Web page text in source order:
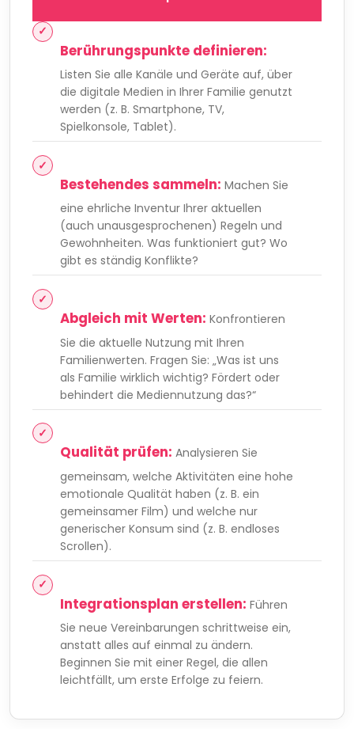
Berührungspunkte definieren:
Listen Sie alle Kanäle und Geräte auf, über
die digitale Medien in Ihrer Familie genutzt
werden (z. B. Smartphone, TV,
Spielkonsole, Tablet).
Bestehendes sammeln: Machen Sie
eine ehrliche Inventur Ihrer aktuellen
(auch unausgesprochenen) Regeln und
Gewohnheiten. Was funktioniert gut? Wo
gibt es ständig Konflikte?
Abgleich mit Werten: Konfrontieren
Sie die aktuelle Nutzung mit Ihren
Familienwerten. Fragen Sie: „Was ist uns
als Familie wirklich wichtig? Fördert oder
behindert die Mediennutzung das?“
Qualität prüfen: Analysieren Sie
gemeinsam, welche Aktivitäten eine hohe
emotionale Qualität haben (z. B. ein
gemeinsamer Film) und welche nur
generischer Konsum sind (z. B. endloses
Scrollen).
Integrationsplan erstellen: Führen
Sie neue Vereinbarungen schrittweise ein,
anstatt alles auf einmal zu ändern.
Beginnen Sie mit einer Regel, die allen
leichtfällt, um erste Erfolge zu feiern.